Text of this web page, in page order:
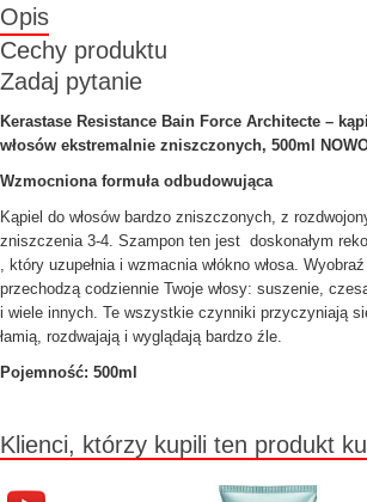
Opis
Cechy produktu
Zadaj pytanie
Kerastase Resistance Bain Force Architecte –
włosów ekstremalnie zniszczonych, 500ml
Wzmocniona formuła odbudowująca
Kąpiel do włosów bardzo zniszczonych, z
zniszczenia 3-4. Szampon ten jest doskonałym
, który uzupełnia i wzmacnia włókno włosa.
przechodzą codziennie Twoje włosy: suszenie,
i wiele innych. Te wszystkie czynniki przyczyniają
łamią, rozdwajają i wyglądają bardzo źle.
Pojemność: 500ml
Klienci, którzy kupili ten produkt